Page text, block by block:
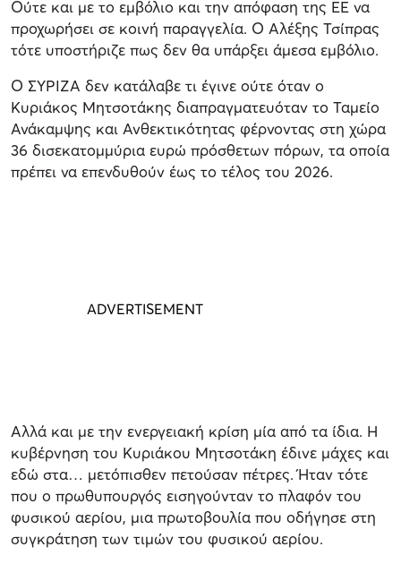
Ούτε και με το εμβόλιο και την απόφαση της ΕΕ να
προχωρήσει σε κοινή παραγγελία. Ο Αλέξης Τσίπρας
τότε υποστήριζε πως δεν θα υπάρξει άμεσα εμβόλιο.
Ο ΣΥΡΙΖΑ δεν κατάλαβε τι έγινε ούτε όταν ο
Κυριάκος Μητσοτάκης διαπραγματευόταν το Ταμείο
Ανάκαμψης και Ανθεκτικότητας φέρνοντας στη χώρα
36 δισεκατομμύρια ευρώ πρόσθετων πόρων, τα οποία
πρέπει να επενδυθούν έως το τέλος του 2026.
Αλλά και με την ενεργειακή κρίση μία από τα ίδια. Η
κυβέρνηση του Κυριάκου Μητσοτάκη έδινε μάχες και
εδώ στα… μετόπισθεν πετούσαν πέτρες. Ήταν τότε
που ο πρωθυπουργός εισηγούνταν το πλαφόν του
φυσικού αερίου, μια πρωτοβουλία που οδήγησε στη
συγκράτηση των τιμών του φυσικού αερίου.